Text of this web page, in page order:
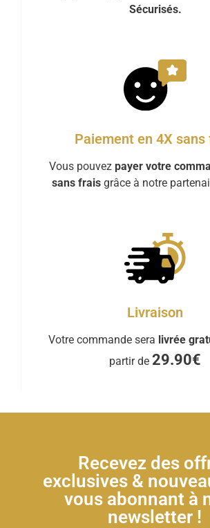
Sécurisés.
Paiement en 4X sans
Vous pouvez payer votre
sans frais grâce à notre
Livraison
Votre commande sera livrée
partir de 29.90€
Recevez des
exclusives &
vous abonnant à
newsletter !